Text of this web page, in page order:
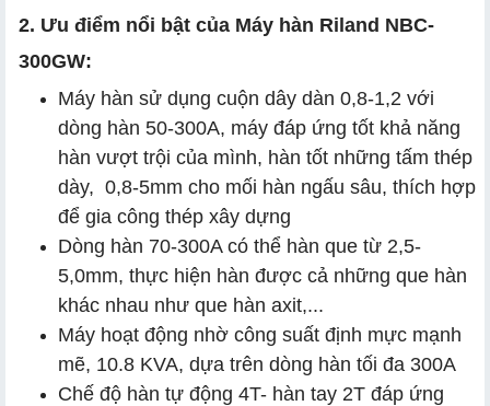
2. Ưu điểm nổi bật của Máy hàn Riland NBC-
300GW:
Máy hàn sử dụng cuộn dây dàn 0,8-1,2 với
dòng hàn 50-300A, máy đáp ứng tốt khả năng
hàn vượt trội của mình, hàn tốt những tấm thép
dày, 0,8-5mm cho mối hàn ngấu sâu, thích hợp
để gia công thép xây dựng
Dòng hàn 70-300A có thể hàn que từ 2,5-
5,0mm, thực hiện hàn được cả những que hàn
khác nhau như que hàn axit,...
Máy hoạt động nhờ công suất định mực mạnh
mẽ, 10.8 KVA, dựa trên dòng hàn tối đa 300A
Chế độ hàn tự động 4T- hàn tay 2T đáp ứng